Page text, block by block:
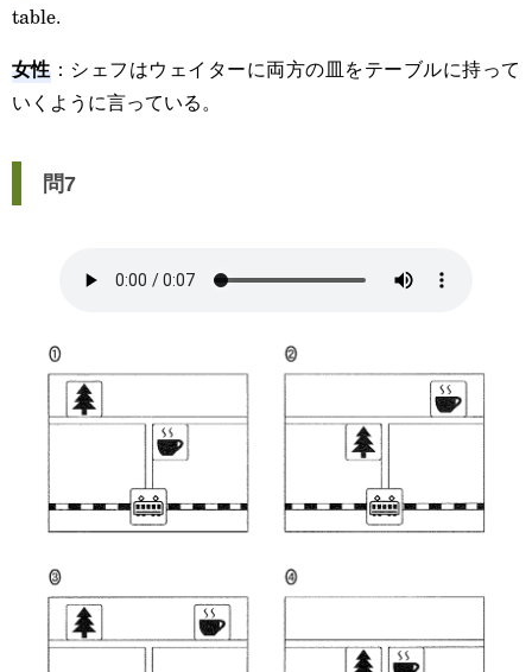
table.
女性：シェフはウェイターに両方の皿をテーブルに持って
いくように言っている。
問7